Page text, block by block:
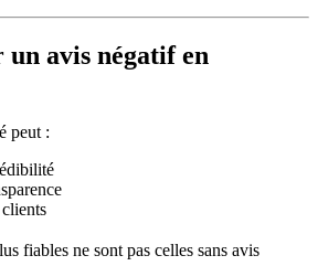
avis négatif en
peut :
fiables ne sont pas celles sans avis